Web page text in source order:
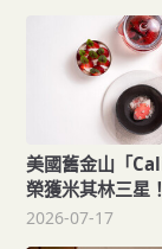
美國舊金山「
榮獲米其林三星
哥料理歷史新紀錄
2026-07-17